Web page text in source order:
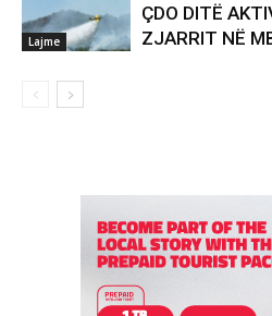
Lajme
ÇDO DITË
ZJARRIT NË